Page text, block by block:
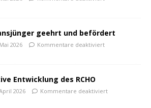
geehrt und befördert
2026 Kommentare deaktiviert
Entwicklung des RCHO
2026 Kommentare deaktiviert